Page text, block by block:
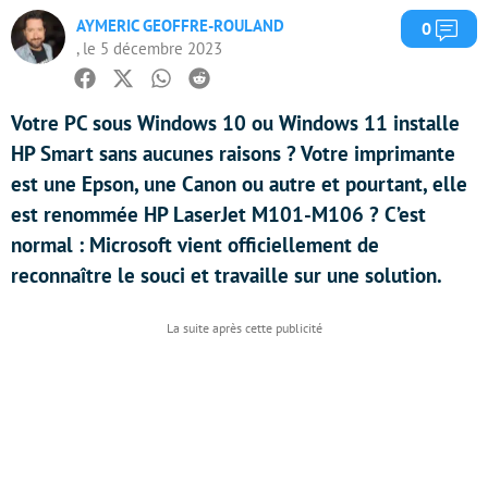
AYMERIC GEOFFRE-ROULAND
, le 5 décembre 2023
0
Facebook
TwitterWhatsapp
Reddit
Votre PC sous Windows 10 ou Windows 11 installe
HP Smart sans aucunes raisons ? Votre imprimante
est une Epson, une Canon ou autre et pourtant, elle
est renommée HP LaserJet M101-M106 ? C’est
normal : Microsoft vient officiellement de
reconnaître le souci et travaille sur une solution.